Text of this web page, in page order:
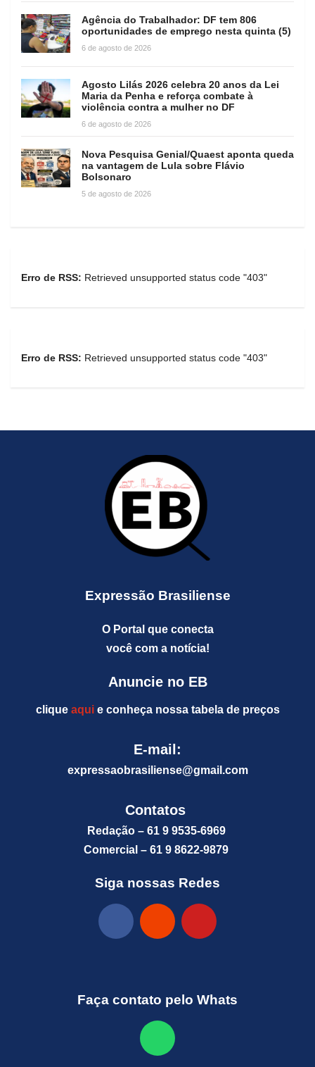
Agência do Trabalhador: DF tem 806
oportunidades de emprego nesta quinta (5)
6 de agosto de 2026
Agosto Lilás 2026 celebra 20 anos da Lei
Maria da Penha e reforça combate à
violência contra a mulher no DF
6 de agosto de 2026
Nova Pesquisa Genial/Quaest aponta queda
na vantagem de Lula sobre Flávio
Bolsonaro
5 de agosto de 2026
Erro de RSS: Retrieved unsupported status code "403"
Erro de RSS: Retrieved unsupported status code "403"
Expressão Brasiliense
O Portal que conecta
você com a notícia!
Anuncie no EB
clique aquie conheça nossa tabela de preços
E-mail:
expressaobrasiliense@gmail.com
Contatos
Redação – 61 9 9535-6969
Comercial – 61 9 8622-9879
Siga nossas Redes
Faça contato pelo Whats